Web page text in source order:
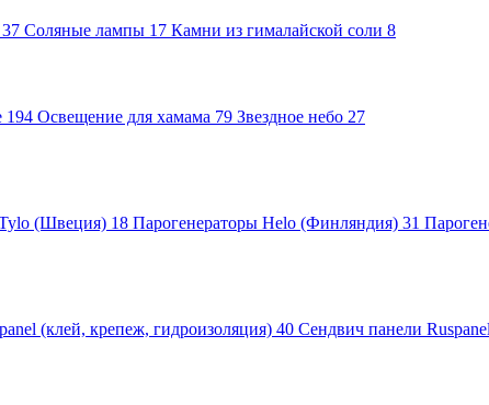
37 Соляные лампы 17 Камни из гималайской соли 8
194 Освещение для хамама 79 Звездное небо 27
(Швеция) 18 Парогенераторы Helo (Финляндия) 31
(клей, крепеж, гидроизоляция) 40 Сендвич панели